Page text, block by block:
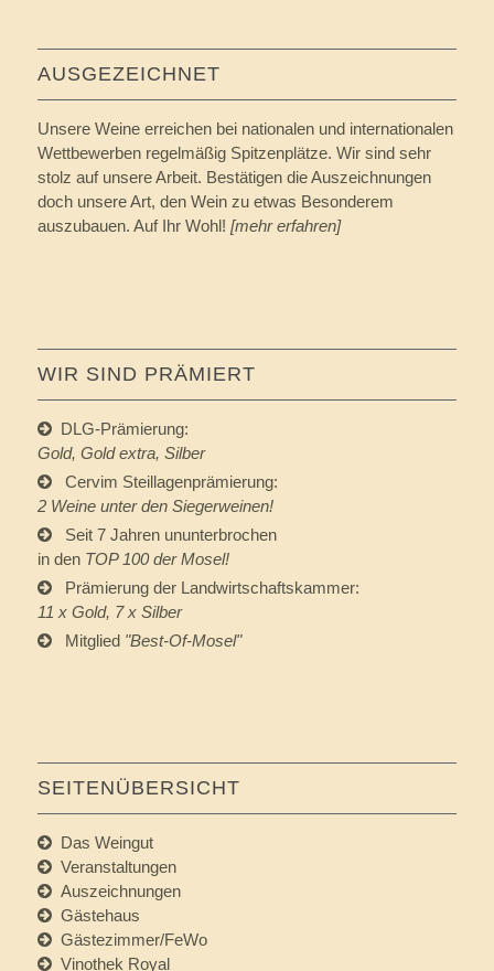
AUSGEZEICHNET
Unsere Weine erreichen bei nationalen und internationalen
Wettbewerben regelmäßig Spitzenplätze. Wir sind sehr
stolz auf unsere Arbeit. Bestätigen die Auszeichnungen
doch unsere Art, den Wein zu etwas Besonderem
auszubauen. Auf Ihr Wohl! [mehr erfahren]
WIR SIND PRÄMIERT
DLG-Prämierung:
Gold, Gold extra, Silber
Cervim Steillagenprämierung:
2 Weine unter den Siegerweinen!
Seit 7 Jahren ununterbrochen
in den TOP 100 der Mosel!
Prämierung der Landwirtschaftskammer:
11 x Gold, 7 x Silber
Mitglied "Best-Of-Mosel"
SEITENÜBERSICHT
Das Weingut
Veranstaltungen
Auszeichnungen
Gästehaus
Gästezimmer/FeWo
Vinothek Royal